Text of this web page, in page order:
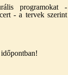
programokat -
- a tervek szerint